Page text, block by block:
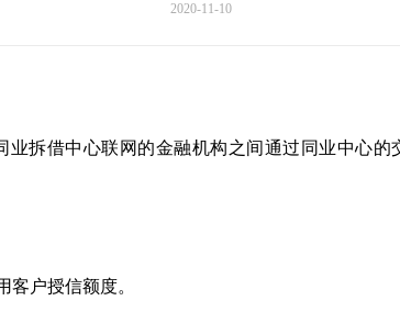
2020-11-10
业拆借中心联网的金融机构之间通过同业中心
客户授信额度。